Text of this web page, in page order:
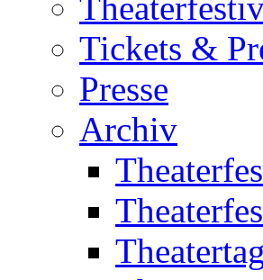
Tickets &
Presse
Archiv